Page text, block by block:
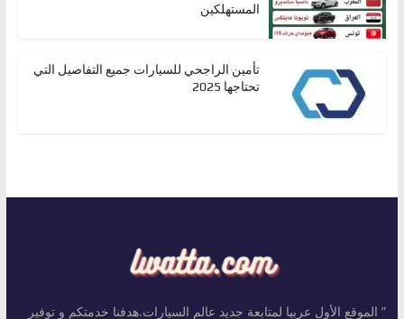
المستهلكين
تأمين الراجحي للسيارات جميع التفاصيل التي
تحتاجها 2025
” الموقع الأول عربيا لمتابعة جديد عالم السيارات.هدفنا خدمتكم و توفير